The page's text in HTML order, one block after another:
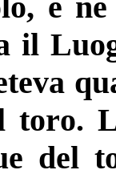
il
toro.
del